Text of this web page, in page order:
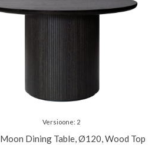
Versioone: 2
Moon Dining Table, Ø120, Wood Top